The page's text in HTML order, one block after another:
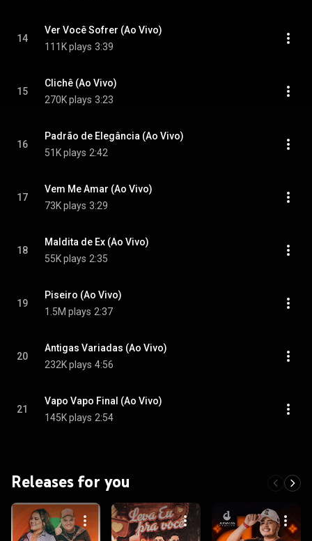
14
Ver Você Sofrer (Ao Vivo)
111K plays 3:39
15
Clichê (Ao Vivo)
270K plays 3:23
16
Padrão de Elegância (Ao Vivo)
51K plays 2:42
17
Vem Me Amar (Ao Vivo)
73K plays 3:29
18
Maldita de Ex (Ao Vivo)
55K plays 2:35
19
Piseiro (Ao Vivo)
1.5M plays 2:37
20
Antigas Variadas (Ao Vivo)
232K plays 4:56
21
Vapo Vapo Final (Ao Vivo)
145K plays 2:54
Releases for you